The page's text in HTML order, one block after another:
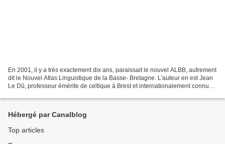
En 2001, il y a très exactement dix ans, paraissait le nouvel ALBB, autrement
dit le Nouvel Atlas Linguistique de la Basse- Bretagne. L'auteur en est Jean
Le Dû, professeur émérite de celtique à Brest et internationalement connu
Hébergé par Canalblog
Top articles